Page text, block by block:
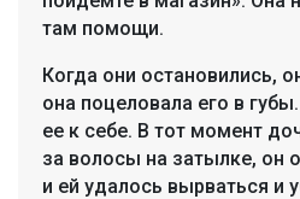
там помощи.
Когда они остановились,
она поцеловала его в
ее к себе. В тот момент
за волосы на затылке, он
и ей удалось вырваться и